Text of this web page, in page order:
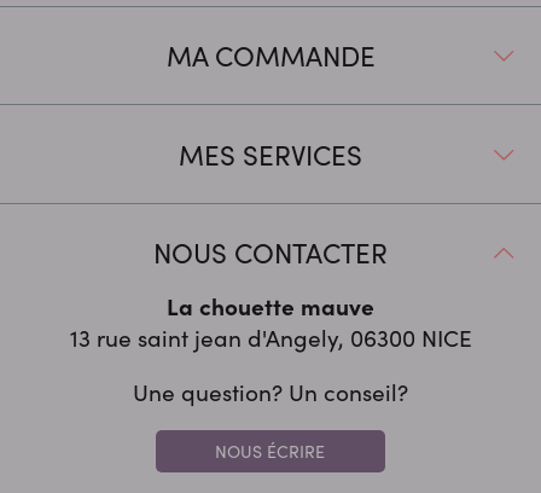
MA COMMANDE
MES SERVICES
NOUS CONTACTER
La chouette mauve
13 rue saint jean d'Angely, 06300 NICE
Une question? Un conseil?
NOUS ÉCRIRE